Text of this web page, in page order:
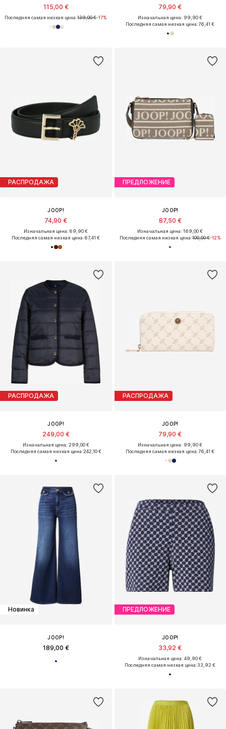
115,00 €
Последняя самая низкая цена:139,00 €-17%
79,90 €
Изначальная цена: 99,90 €
Последняя самая низкая цена:76,41 €
РАСПРОДАЖА
JOOP!
74,90 €
Изначальная цена: 89,90 €
Последняя самая низкая цена:67,41 €
ПРЕДЛОЖЕНИЕ
JOOP!
87,50 €
Изначальная цена: 169,00 €
Последняя самая низкая цена:100,00 €-12%
РАСПРОДАЖА
JOOP!
249,00 €
Изначальная цена: 299,00 €
Последняя самая низкая цена:242,10 €
РАСПРОДАЖА
JOOP!
79,90 €
Изначальная цена: 99,90 €
Последняя самая низкая цена:76,41 €
Новинка
JOOP!
189,00 €
ПРЕДЛОЖЕНИЕ
JOOP!
33,92 €
Изначальная цена: 49,90 €
Последняя самая низкая цена:33,92 €